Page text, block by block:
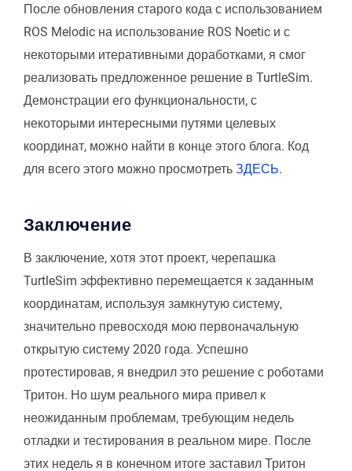
После обновления старого кода с использованием
ROS Melodic на использование ROS Noetic и с
некоторыми итеративными доработками, я смог
реализовать предложенное решение в TurtleSim.
Демонстрации его функциональности, с
некоторыми интересными путями целевых
координат, можно найти в конце этого блога. Код
для всего этого можно просмотреть ЗДЕСЬ.
Заключение
В заключение, хотя этот проект, черепашка
TurtleSim эффективно перемещается к заданным
координатам, используя замкнутую систему,
значительно превосходя мою первоначальную
открытую систему 2020 года. Успешно
протестировав, я внедрил это решение с роботами
Тритон. Но шум реального мира привел к
неожиданным проблемам, требующим недель
отладки и тестирования в реальном мире. После
этих недель я в конечном итоге заставил Тритон